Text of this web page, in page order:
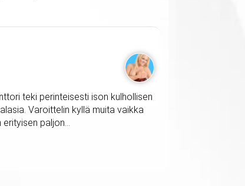
teki perinteisesti ison kulhollisen
Varoittelin kyllä muita vaikka
paljon...